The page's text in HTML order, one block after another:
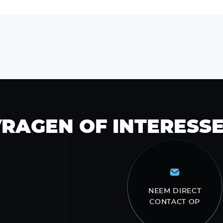
OF
NEEM DIRECT
CONTACT OP